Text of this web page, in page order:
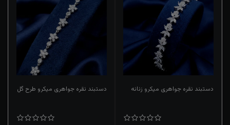
دستبند نقره جواهری میکرو زنانه دستبند نقره جواهری میکرو طرح گل